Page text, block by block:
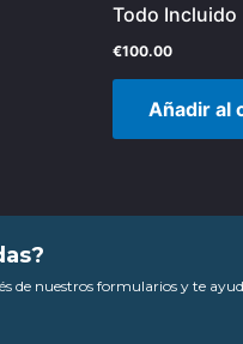
Todo Incluido
€100.00
Añadir al
de nuestros formularios y te